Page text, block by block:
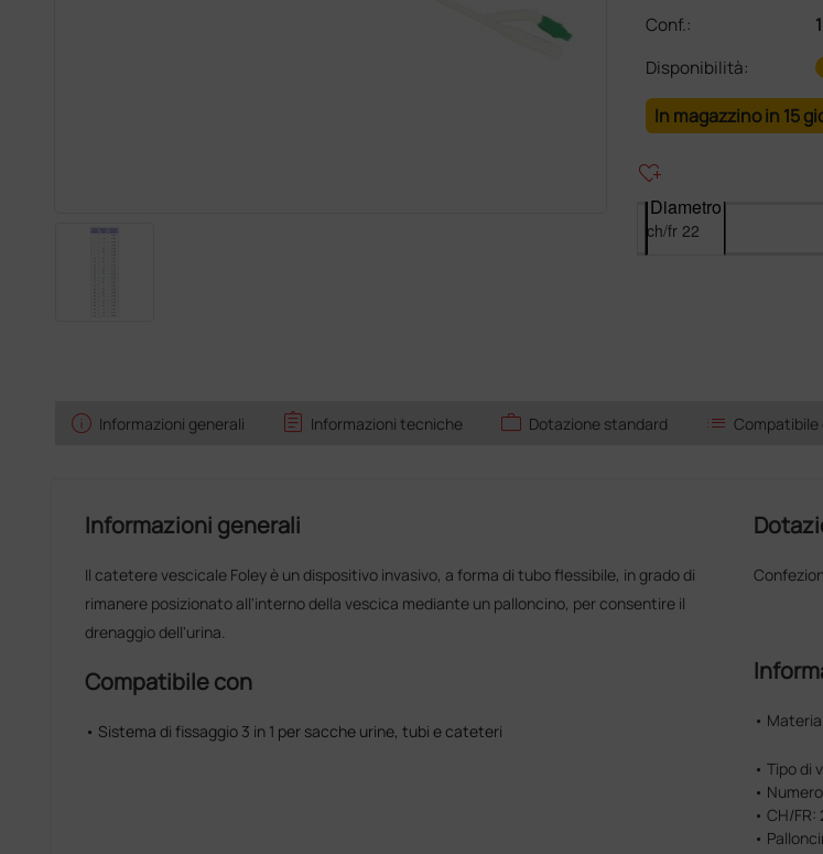
Conf.:
Disponibilità:
In magazzino in 15
heart_plus
Diametro
info Informazioni generali assignment Informazioni tecniche work Dotazione standard list Compatibile
Informazioni generali
Il catetere vescicale Foley è un dispositivo invasivo, a forma di tubo flessibile, in grado di
rimanere posizionato all'interno della vescica mediante un palloncino, per consentire il
drenaggio dell'urina.
Compatibile con
• Sistema di fissaggio 3 in 1 per sacche urine, tubi e cateteri
•
• Tipo di
•
• CH/FR:
•